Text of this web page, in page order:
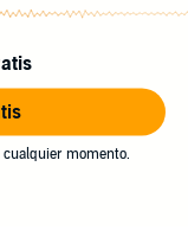
momento.